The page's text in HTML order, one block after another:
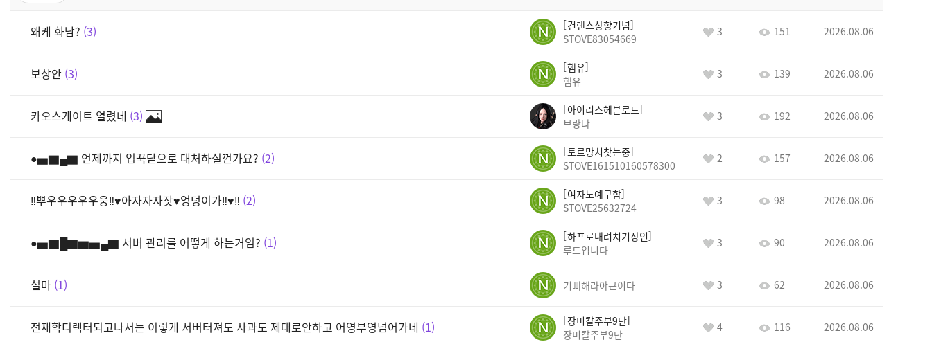
왜케 화남? 3
건랜스상향기념
STOVE83054669
3 151 2026.08.06
보상안 3
햄유
햄유
3 139 2026.08.06
카오스게이트 열렸네 3
아이리스헤븐로드
브랑냐
3 192 2026.08.06
●▅▇▄▇ 언제까지 입꾹닫으로 대처하실껀가요? 2
토르망치찾는중
STOVE161510160578300
2 157 2026.08.06
‼뿌우우우우우웅‼♥아자자자잣♥엉덩이가‼♥‼ 2
여자노예구함
STOVE25632724
3 98 2026.08.06
●▅▇█▇▆▅▄▇ 서버 관리를 어떻게 하는거임? 1
하프로내려치기장인
루드입니다
3 90 2026.08.06
설마 1 기뻐해라야근이다 3 62 2026.08.06
전재학디렉터되고나서는 이렇게 서버터져도 사과도 제대로안하고 어영부영넘어가네 1
장미칼주부9단
장미칼주부9단
4 116 2026.08.06